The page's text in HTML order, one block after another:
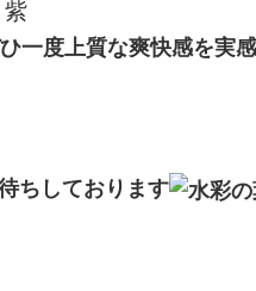
一度上質な爽快感を実
ちしております